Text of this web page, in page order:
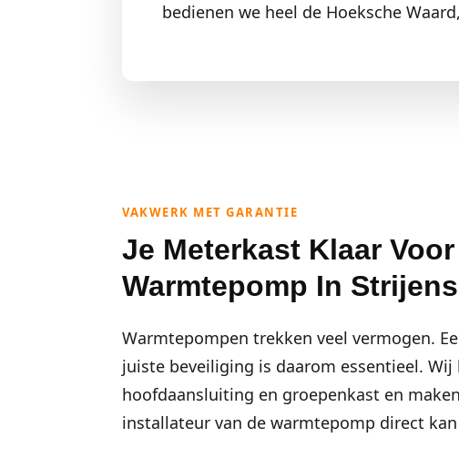
bedienen we heel de Hoeksche
VAKWERK MET GARANTIE
Je Meterkast Klaar Voor
Warmtepomp In
Warmtepompen trekken veel vermogen.
juiste beveiliging is daarom essentieel. Wij
hoofdaansluiting en groepenkast en
installateur van de warmtepomp direct